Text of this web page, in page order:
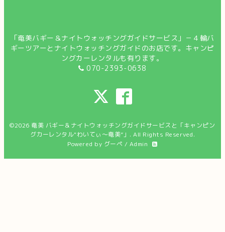
「奄美バギー＆ナイトウォッチングガイドサービス」－４輪バ
ギーツアーとナイトウォッチングガイドのお店です。キャンピ
ングカーレンタルも有ります。
070-2393-0638
©2026 奄美 バギー＆ナイトウォッチングガイドサービスと「キャンピン
グカーレンタル"わいてぃ～奄美”」 . All Rights Reserved.
Powered by グーペ / Admin